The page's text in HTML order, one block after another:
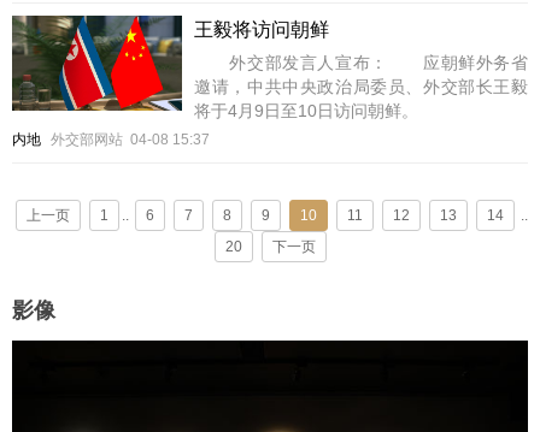
王毅将访问朝鲜
外交部发言人宣布： 应朝鲜外务省
邀请，中共中央政治局委员、外交部长王毅
将于4月9日至10日访问朝鲜。
内地 外交部网站 04-08 15:37
上一页 1 .. 6 7 8 9 10 11 12 13 14
..
20
下一页
影像